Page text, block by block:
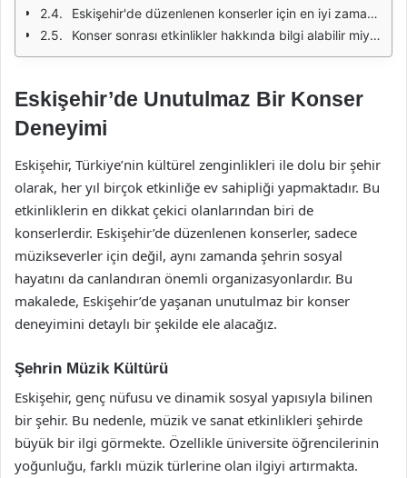
Eskişehir'de düzenlenen konserler için en iyi zaman ne zamandır?
Konser sonrası etkinlikler hakkında bilgi alabilir miyim?
Eskişehir’de Unutulmaz Bir Konser
Deneyimi
Eskişehir, Türkiye’nin kültürel zenginlikleri ile dolu bir şehir
olarak, her yıl birçok etkinliğe ev sahipliği yapmaktadır. Bu
etkinliklerin en dikkat çekici olanlarından biri de
konserlerdir. Eskişehir’de düzenlenen konserler, sadece
müzikseverler için değil, aynı zamanda şehrin sosyal
hayatını da canlandıran önemli organizasyonlardır. Bu
makalede, Eskişehir’de yaşanan unutulmaz bir konser
deneyimini detaylı bir şekilde ele alacağız.
Şehrin Müzik Kültürü
Eskişehir, genç nüfusu ve dinamik sosyal yapısıyla bilinen
bir şehir. Bu nedenle, müzik ve sanat etkinlikleri şehirde
büyük bir ilgi görmekte. Özellikle üniversite öğrencilerinin
yoğunluğu, farklı müzik türlerine olan ilgiyi artırmakta.